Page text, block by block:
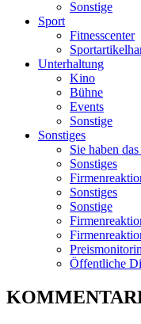
Sonstige
Sport
Fitnesscenter
Unterhaltung
Kino
Bühne
Events
Sonstige
Sonstiges
Sie haben
Sonstiges
Sonstiges
Sonstige
Öffentliche